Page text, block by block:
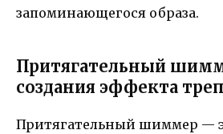
запоминающегося образа.
Притягательный
создания эффекта
Притягательный шиммер —